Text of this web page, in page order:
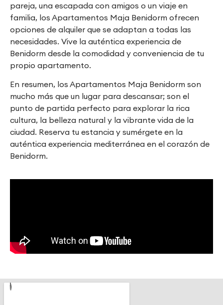
pareja, una escapada con amigos o un viaje en
familia, los Apartamentos Maja Benidorm ofrecen
opciones de alquiler que se adaptan a todas las
necesidades. Vive la auténtica experiencia de
Benidorm desde la comodidad y conveniencia de tu
propio apartamento.
En resumen, los Apartamentos Maja Benidorm son
mucho más que un lugar para descansar; son el
punto de partida perfecto para explorar la rica
cultura, la belleza natural y la vibrante vida de la
ciudad. Reserva tu estancia y sumérgete en la
auténtica experiencia mediterránea en el corazón de
Benidorm.